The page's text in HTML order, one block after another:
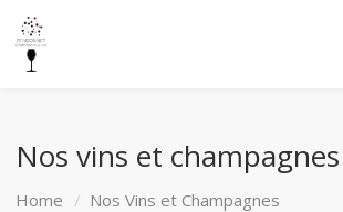
Nos vins et champagnes
Home Nos Vins et Champagnes